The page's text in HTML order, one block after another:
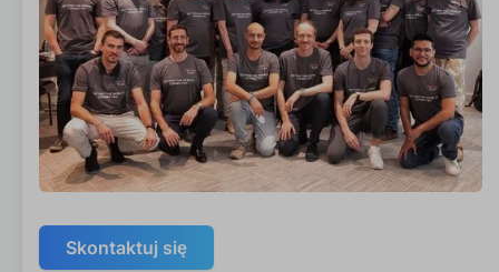
Skontaktuj się